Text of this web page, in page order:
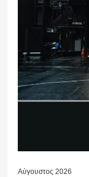
Αύγουστος 2026